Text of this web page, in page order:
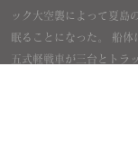
ック大空襲によって夏島
眠ることになった。 船
五式軽戦車が三台とトラ